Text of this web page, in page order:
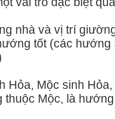
nhà và vị trí
tốt (các hướng
Hỏa, Mộc sinh
thuộc Mộc, là